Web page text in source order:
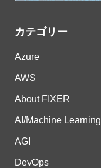
カテゴリー
Azure
AWS
About FIXER
AI/Machine Learning
AGI
DevOps